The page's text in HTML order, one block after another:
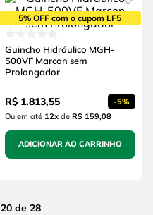
5% OFF com o cupom LF5
Guincho Hidráulico MGH-
500VF Marcon sem
Prolongador
R$ 1.813,55 -5%
Ou em até 12xde R$ 159,08
ADICIONAR AO CARRINHO
20 de 28